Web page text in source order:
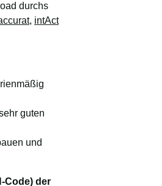
durchs
, intAct
guten
und
Code) der